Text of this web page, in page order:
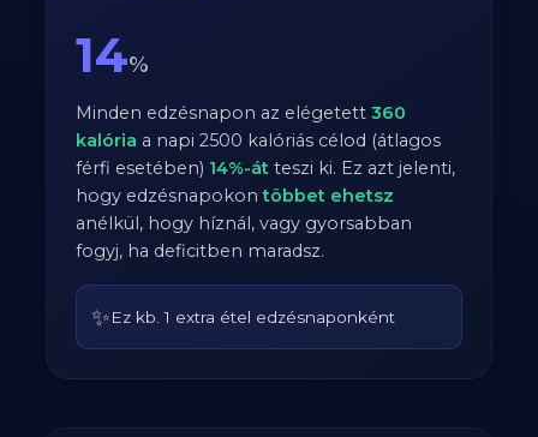
14%
Minden edzésnapon az elégetett360
kalória a napi2500 kalóriás célod (átlagos
férfi esetében) 14%-át teszi ki. Ez azt jelenti,
hogy edzésnapokontöbbet ehetsz
anélkül, hogy híznál, vagy gyorsabban
fogyj, ha deficitben maradsz.
✨Ez kb. 1 extra étel edzésnaponként